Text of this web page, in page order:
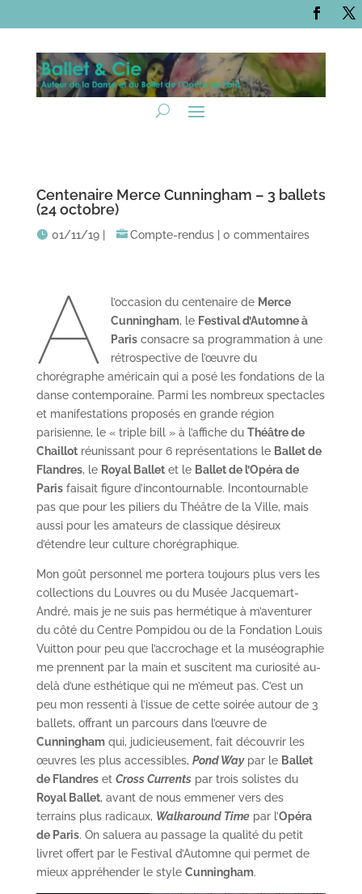
Centenaire Merce Cunningham – 3 ballets
(24 octobre)
01/11/19| Compte-rendus| 0 commentaires
A l’occasion du centenaire de Merce
Cunningham, le Festival d’Automne à
Parisconsacre sa programmation à une
rétrospective de l’œuvre du
chorégraphe américain qui a posé les fondations de la
danse contemporaine. Parmi les nombreux spectacles
et manifestations proposés en grande région
parisienne, le « triple bill » à l’affiche du Théâtre de
Chaillotréunissant pour 6 représentations le Ballet de
Flandres, le Royal Balletet le Ballet de l’Opéra de
Parisfaisait figure d’incontournable. Incontournable
pas que pour les piliers du Théâtre de la Ville, mais
aussi pour les amateurs de classique désireux
d’étendre leur culture chorégraphique.
Mon goût personnel me portera toujours plus vers les
collections du Louvres ou du Musée Jacquemart-
André, mais je ne suis pas hermétique à m’aventurer
du côté du Centre Pompidou ou de la Fondation Louis
Vuitton pour peu que l’accrochage et la muséographie
me prennent par la main et suscitent ma curiosité au-
delà d’une esthétique qui ne m’émeut pas. C’est un
peu mon ressenti à l’issue de cette soirée autour de 3
ballets, offrant un parcours dans l’œuvre de
Cunninghamqui, judicieusement, fait découvrir les
œuvres les plus accessibles, Pond Waypar le Ballet
de Flandreset Cross Currentspar trois solistes du
Royal Ballet, avant de nous emmener vers des
terrains plus radicaux, Walkaround Timepar l’Opéra
de Paris. On saluera au passage la qualité du petit
livret offert par le Festival d’Automne qui permet de
mieux appréhender le style Cunningham.